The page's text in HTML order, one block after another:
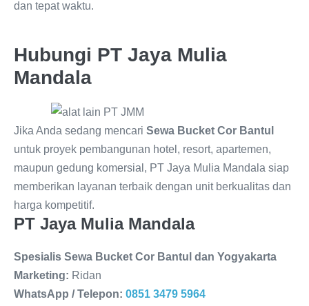
dan tepat waktu.
Hubungi PT Jaya Mulia
Mandala
Jika Anda sedang mencari Sewa Bucket Cor Bantul
untuk proyek pembangunan hotel, resort, apartemen,
maupun gedung komersial, PT Jaya Mulia Mandala siap
memberikan layanan terbaik dengan unit berkualitas dan
harga kompetitif.
PT Jaya Mulia Mandala
Spesialis Sewa Bucket Cor Bantul dan Yogyakarta
Marketing: Ridan
WhatsApp / Telepon: 0851 3479 5964